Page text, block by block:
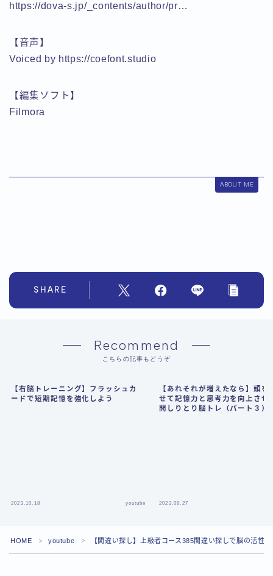
https://dova-s.jp/_contents/author/pr…
【音声】
Voiced by https://coefont.studio
【編集ソフト】
Filmora
ABOUT ME
SHARE
Recommend
こちらの記事もどうぞ
【右脳トレーニング】フラッシュカ
ードで短期記憶を強化しよう
2023.10.18 youtube
【あれそれが増えたなら】頭を
せて記憶力と思考力を向上させ
問しりとり脳トレ（パート３）
2023.09.27
HOME ＞ youtube ＞ 【間違い探し】上級者コース385間違い探しで脳の活性